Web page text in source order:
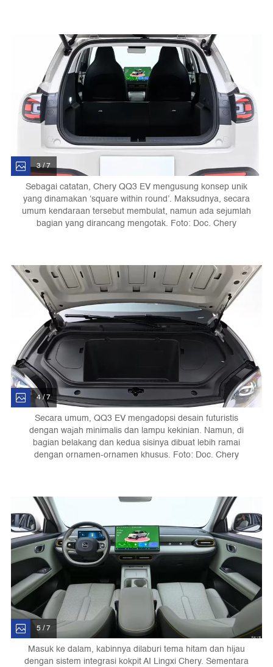
3 / 7
Sebagai catatan, Chery QQ3 EV mengusung konsep unik
yang dinamakan ‘square within round’. Maksudnya, secara
umum kendaraan tersebut membulat, namun ada sejumlah
bagian yang dirancang mengotak. Foto: Doc. Chery
4 / 7
Secara umum, QQ3 EV mengadopsi desain futuristis
dengan wajah minimalis dan lampu kekinian. Namun, di
bagian belakang dan kedua sisinya dibuat lebih ramai
dengan ornamen-ornamen khusus. Foto: Doc. Chery
5 / 7
Masuk ke dalam, kabinnya dilaburi tema hitam dan hijau
dengan sistem integrasi kokpit AI Lingxi Chery. Sementara